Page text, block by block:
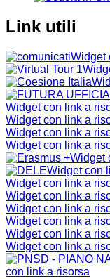
Link utili
Widget
Widget con link a
Widget con link a
Widget con link a
Widget con link a
Widget
Widget con
Widget con link a
Widget con link a
Widget con link a
Widget con link a
Widget con link a
Widget con link a
con link a risorsa